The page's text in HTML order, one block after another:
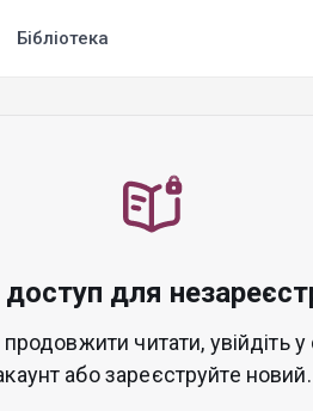
Бібліотека
для
читати, увійдіть у
або зареєструйте новий.